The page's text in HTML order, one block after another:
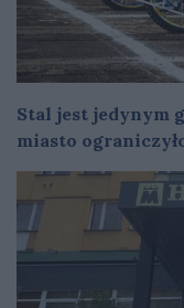
Stal jest jedynym
miasto